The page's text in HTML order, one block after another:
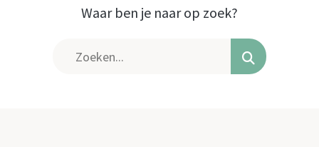
Waar ben je naar op zoek?